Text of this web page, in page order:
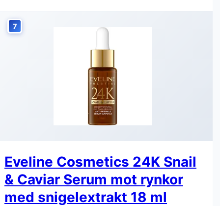
7
Eveline Cosmetics 24K Snail
& Caviar Serum mot rynkor
med snigelextrakt 18 ml